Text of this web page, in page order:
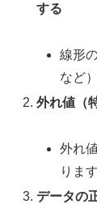
する
線形
など
外れ値（
外れ
ります
データの